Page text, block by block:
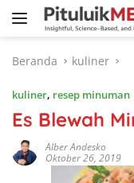
Langsung
Beranda
kuliner
kuliner, resep minuman
Es Blewah
Alber Andesko
Oktober 26, 2019